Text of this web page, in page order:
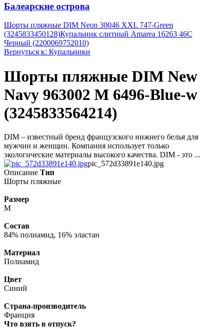
Балеарские острова
Шорты пляжные DIM Neon 30046 XXL 747-Green
(3245833450128)Купальник слитный Amarea 16263 46C
Черный (2200069752010)
Вернуться к: Купальники
Шорты пляжные DIM New
Navy 963002 M 6496-Blue-w
(3245833564214)
DIM – известный бренд французского нижнего белья для
мужчин и женщин. Компания использует только
экологические материалы высокого качества. DIM - это ...
pic_572d33891e140.jpg
Описание Тип
Шорты пляжные
Размер
M
Состав
84% полиамид, 16% эластан
Материал
Полиамид
Цвет
Синий
Страна-производитель
Франция
Что взять в отпуск?